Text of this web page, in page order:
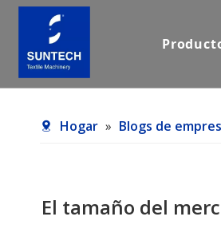
Hogar » Blogs de
El tamaño del